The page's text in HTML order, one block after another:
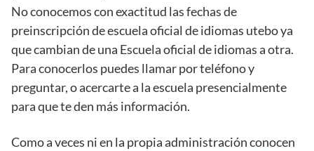
No conocemos con exactitud las fechas de
preinscripción de escuela oficial de idiomas utebo ya
que cambian de una Escuela oficial de idiomas a otra.
Para conocerlos puedes llamar por teléfono y
preguntar, o acercarte a la escuela presencialmente
para que te den más información.
Como a veces ni en la propia administración conocen